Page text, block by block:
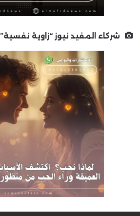
شركاء المفيد نيوز “زاوية نفسية”